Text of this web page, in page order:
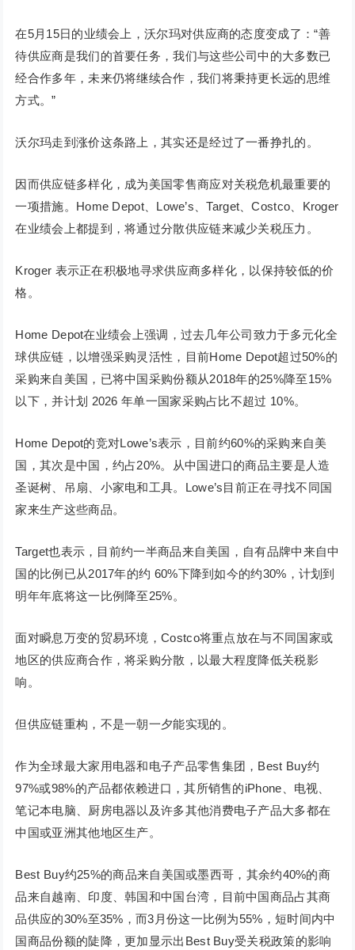
在5月15日的业绩会上，沃尔玛对供应商的态度变成了：“善
待供应商是我们的首要任务，我们与这些公司中的大多数已
经合作多年，未来仍将继续合作，我们将秉持更长远的思维
方式。”
沃尔玛走到涨价这条路上，其实还是经过了一番挣扎的。
因而供应链多样化，成为美国零售商应对关税危机最重要的
一项措施。Home Depot、Lowe’s、Target、Costco、Kroger
在业绩会上都提到，将通过分散供应链来减少关税压力。
Kroger 表示正在积极地寻求供应商多样化，以保持较低的价
格。
Home Depot在业绩会上强调，过去几年公司致力于多元化全
球供应链，以增强采购灵活性，目前Home Depot超过50%的
采购来自美国，已将中国采购份额从2018年的25%降至15%
以下，并计划 2026 年单一国家采购占比不超过 10%。
Home Depot的竞对Lowe’s表示，目前约60%的采购来自美
国，其次是中国，约占20%。从中国进口的商品主要是人造
圣诞树、吊扇、小家电和工具。Lowe’s目前正在寻找不同国
家来生产这些商品。
Target也表示，目前约一半商品来自美国，自有品牌中来自中
国的比例已从2017年的约 60%下降到如今的约30%，计划到
明年年底将这一比例降至25%。
面对瞬息万变的贸易环境，Costco将重点放在与不同国家或
地区的供应商合作，将采购分散，以最大程度降低关税影
响。
但供应链重构，不是一朝一夕能实现的。
作为全球最大家用电器和电子产品零售集团，Best Buy约
97%或98%的产品都依赖进口，其所销售的iPhone、电视、
笔记本电脑、厨房电器以及许多其他消费电子产品大多都在
中国或亚洲其他地区生产。
Best Buy约25%的商品来自美国或墨西哥，其余约40%的商
品来自越南、印度、韩国和中国台湾，目前中国商品占其商
品供应的30%至35%，而3月份这一比例为55%，短时间内中
国商品份额的陡降，更加显示出Best Buy受关税政策的影响